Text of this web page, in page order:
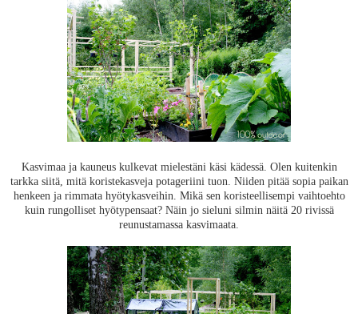
Kasvimaa ja kauneus kulkevat mielestäni käsi kädessä. Olen kuitenkin
tarkka siitä, mitä koristekasveja potageriini tuon. Niiden pitää sopia paikan
henkeen ja rimmata hyötykasveihin. Mikä sen koristeellisempi vaihtoehto
kuin rungolliset hyötypensaat? Näin jo sieluni silmin näitä 20 rivissä
reunustamassa kasvimaata.